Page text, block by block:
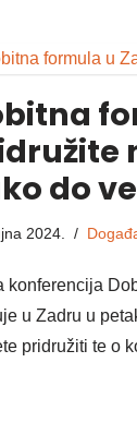
do
2024.
konferencija
u Zadru u
pridružiti te o